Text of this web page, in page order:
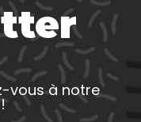
vous à notre